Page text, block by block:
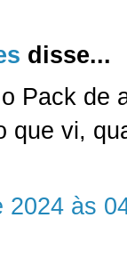
disse...
Pack de
que vi,
2024 às